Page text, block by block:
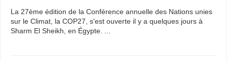
La 27ème édition de la Conférence annuelle des Nations unies
sur le Climat, la COP27, s'est ouverte il y a quelques jours à
Sharm El Sheikh, en Égypte. ...